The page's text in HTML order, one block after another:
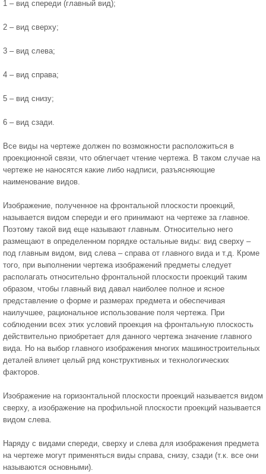
1 – вид спереди (главный вид);
2 – вид сверху;
3 – вид слева;
4 – вид справа;
5 – вид снизу;
6 – вид сзади.
Все виды на чертеже должен по возможности расположиться в
проекционной связи, что облегчает чтение чертежа. В таком случае на
чертеже не наносятся какие либо надписи, разъясняющие
наименование видов.
Изображение, полученное на фронтальной плоскости проекций,
называется видом спереди и его принимают на чертеже за главное.
Поэтому такой вид еще называют главным. Относительно него
размещают в определенном порядке остальные виды: вид сверху –
под главным видом, вид слева – справа от главного вида и т.д. Кроме
того, при выполнении чертежа изображений предметы следует
располагать относительно фронтальной плоскости проекций таким
образом, чтобы главный вид давал наиболее полное и ясное
представление о форме и размерах предмета и обеспечивая
наилучшее, рациональное использование поля чертежа. При
соблюдении всех этих условий проекция на фронтальную плоскость
действительно приобретает для данного чертежа значение главного
вида. Но на выбор главного изображения многих машиностроительных
деталей влияет целый ряд конструктивных и технологических
факторов.
Изображение на горизонтальной плоскости проекций называется видом
сверху, а изображение на профильной плоскости проекций называется
видом слева.
Наряду с видами спереди, сверху и слева для изображения предмета
на чертеже могут применяться виды справа, снизу, сзади (т.к. все они
называются основными).